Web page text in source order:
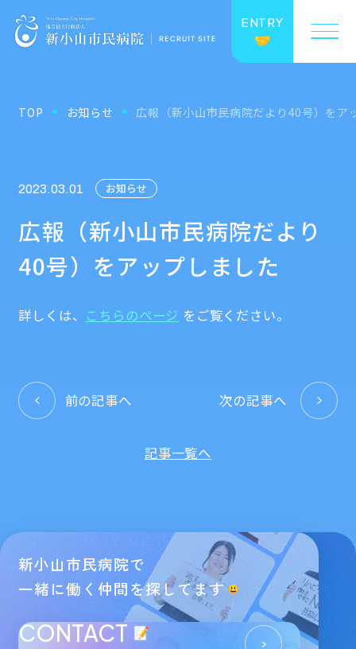
ENTRY
TOP お知らせ 広報（新小山市民病院だより40号）をア
2023.03.01 お知らせ
広報（新小山市民病院だより
40号）をアップしました
詳しくは、 こちらのページ をご覧ください。
前の記事へ
記事一覧へ
次の記事へ
新小山市民病院で
一緒に働く仲間を探してます
CONTACT